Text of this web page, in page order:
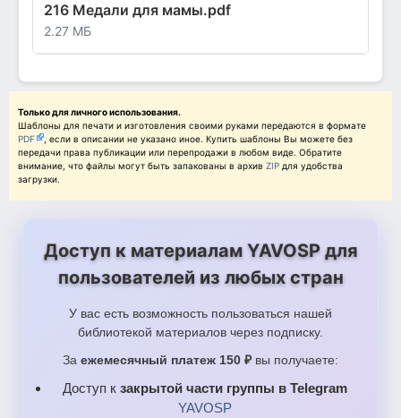
216 Медали для мамы.pdf
2.27 МБ
Только для личного использования.
Шаблоны для печати и изготовления своими руками передаются в формате
PDF
, если в описании не указано иное. Купить шаблоны Вы можете без
передачи права публикации или перепродажи в любом виде. Обратите
внимание, что файлы могут быть запакованы в архив ZIP для удобства
загрузки.
Доступ к материалам YAVOSP для
пользователей из любых стран
У вас есть возможность пользоваться нашей
библиотекой материалов через подписку.
За ежемесячный платеж 150 ₽ вы получаете:
Доступ к закрытой части группы в Telegram
YAVOSP